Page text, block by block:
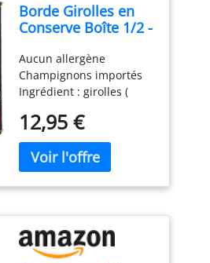
Borde Girolles en
Conserve Boîte 1/2 -
Aucun allergène
Champignons importés
Ingrédient : girolles (
Eau, Sel, Acide citrique (
E330)
12,95 €